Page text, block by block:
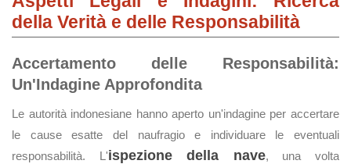
della Verità e delle Responsabilità
Accertamento delle Responsabilità:
Un'Indagine Approfondita
Le autorità indonesiane hanno aperto un'indagine per accertare
le cause esatte del naufragio e individuare le eventuali
responsabilità. L'ispezione della nave, una volta